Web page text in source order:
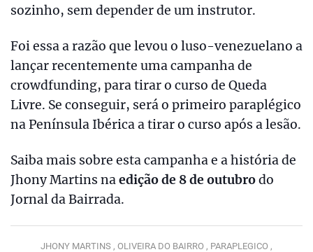
sozinho, sem depender de um instrutor.
Foi essa a razão que levou o luso-venezuelano a
lançar recentemente uma campanha de
crowdfunding, para tirar o curso de Queda
Livre. Se conseguir, será o primeiro paraplégico
na Península Ibérica a tirar o curso após a lesão.
Saiba mais sobre esta campanha e a história de
Jhony Martins naedição de 8 de outubrodo
Jornal da Bairrada.
JHONY MARTINS , OLIVEIRA DO BAIRRO , PARAPLEGICO ,